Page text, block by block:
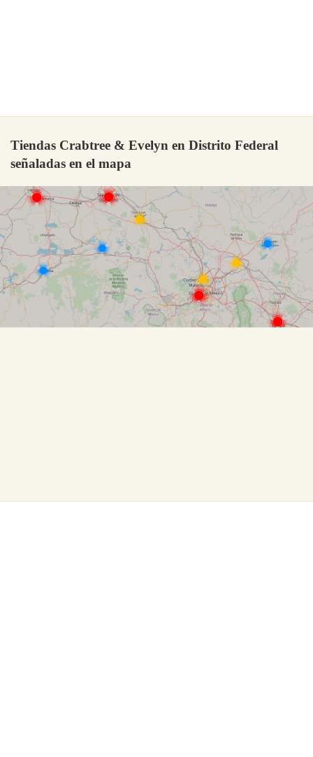
Tiendas Crabtree & Evelyn en Distrito Federal
señaladas en el mapa